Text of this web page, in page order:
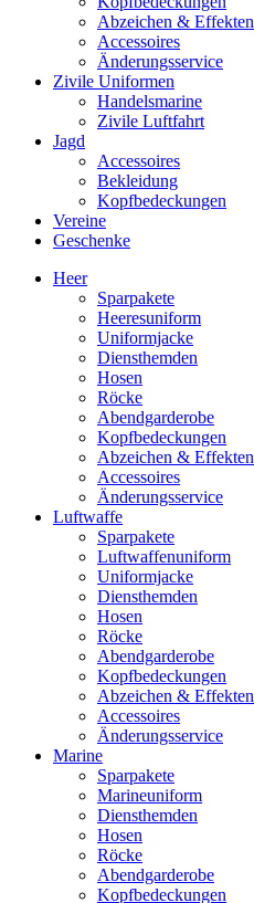
Abzeichen & Effekten
Accessoires
Änderungsservice
Zivile Uniformen
Handelsmarine
Zivile Luftfahrt
Jagd
Accessoires
Bekleidung
Kopfbedeckungen
Vereine
Geschenke
Heer
Sparpakete
Heeresuniform
Uniformjacke
Diensthemden
Hosen
Röcke
Abendgarderobe
Kopfbedeckungen
Abzeichen & Effekten
Accessoires
Änderungsservice
Luftwaffe
Sparpakete
Luftwaffenuniform
Uniformjacke
Diensthemden
Hosen
Röcke
Abendgarderobe
Kopfbedeckungen
Abzeichen & Effekten
Accessoires
Änderungsservice
Marine
Sparpakete
Marineuniform
Diensthemden
Hosen
Röcke
Abendgarderobe
Kopfbedeckungen